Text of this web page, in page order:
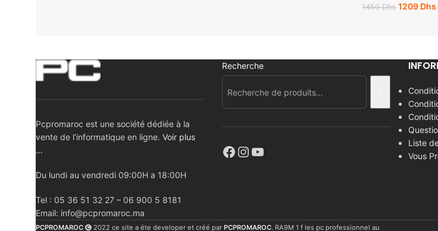
1450Dhs 1209 Dhs
Pcpromaroc est une société dédiée à la
vente de l’informatique en ligne. Voir plus
…
Du lundi au vendredi 09:00H a 18:00H
Tel : 05 36 51 32 27 – 06 900 5 8181
Email: info@pcpromaroc.ma
Recherche
Liste
Vous
PCPROMAROC 2022 ce site a éte developer et créé par PCPROMAROC. RA9M 1 f les pc professionnel au